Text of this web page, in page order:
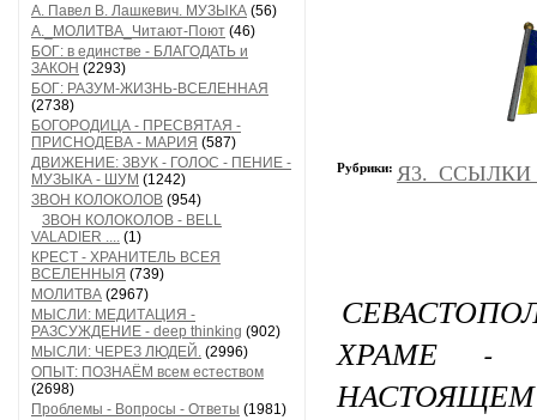
А. Павел В. Лашкевич. МУЗЫКА (56)
А._МОЛИТВА_Читают-Поют (46)
БОГ: в единстве - БЛАГОДАТЬ и
ЗАКОН (2293)
БОГ: РАЗУМ-ЖИЗНЬ-ВСЕЛЕННАЯ
(2738)
БОГОРОДИЦА - ПРЕСВЯТАЯ -
ПРИСНОДЕВА - МАРИЯ (587)
ДВИЖЕНИЕ: ЗВУК - ГОЛОС - ПЕНИЕ -
МУЗЫКА - ШУМ (1242)
ЗВОН КОЛОКОЛОВ (954)
ЗВОН КОЛОКОЛОВ - BELL
VALADIER .... (1)
КРЕСТ - ХРАНИТЕЛЬ ВСЕЯ
ВСЕЛЕННЫЯ (739)
МОЛИТВА (2967)
МЫСЛИ: МЕДИТАЦИЯ -
РАЗСУЖДЕНИЕ - deep thinking (902)
МЫСЛИ: ЧЕРЕЗ ЛЮДЕЙ. (2996)
ОПЫТ: ПОЗНАЁМ всем естеством
(2698)
Проблемы - Вопросы - Ответы (1981)
Рубрики:
ХРАМЕ -
НАСТОЯЩЕМ